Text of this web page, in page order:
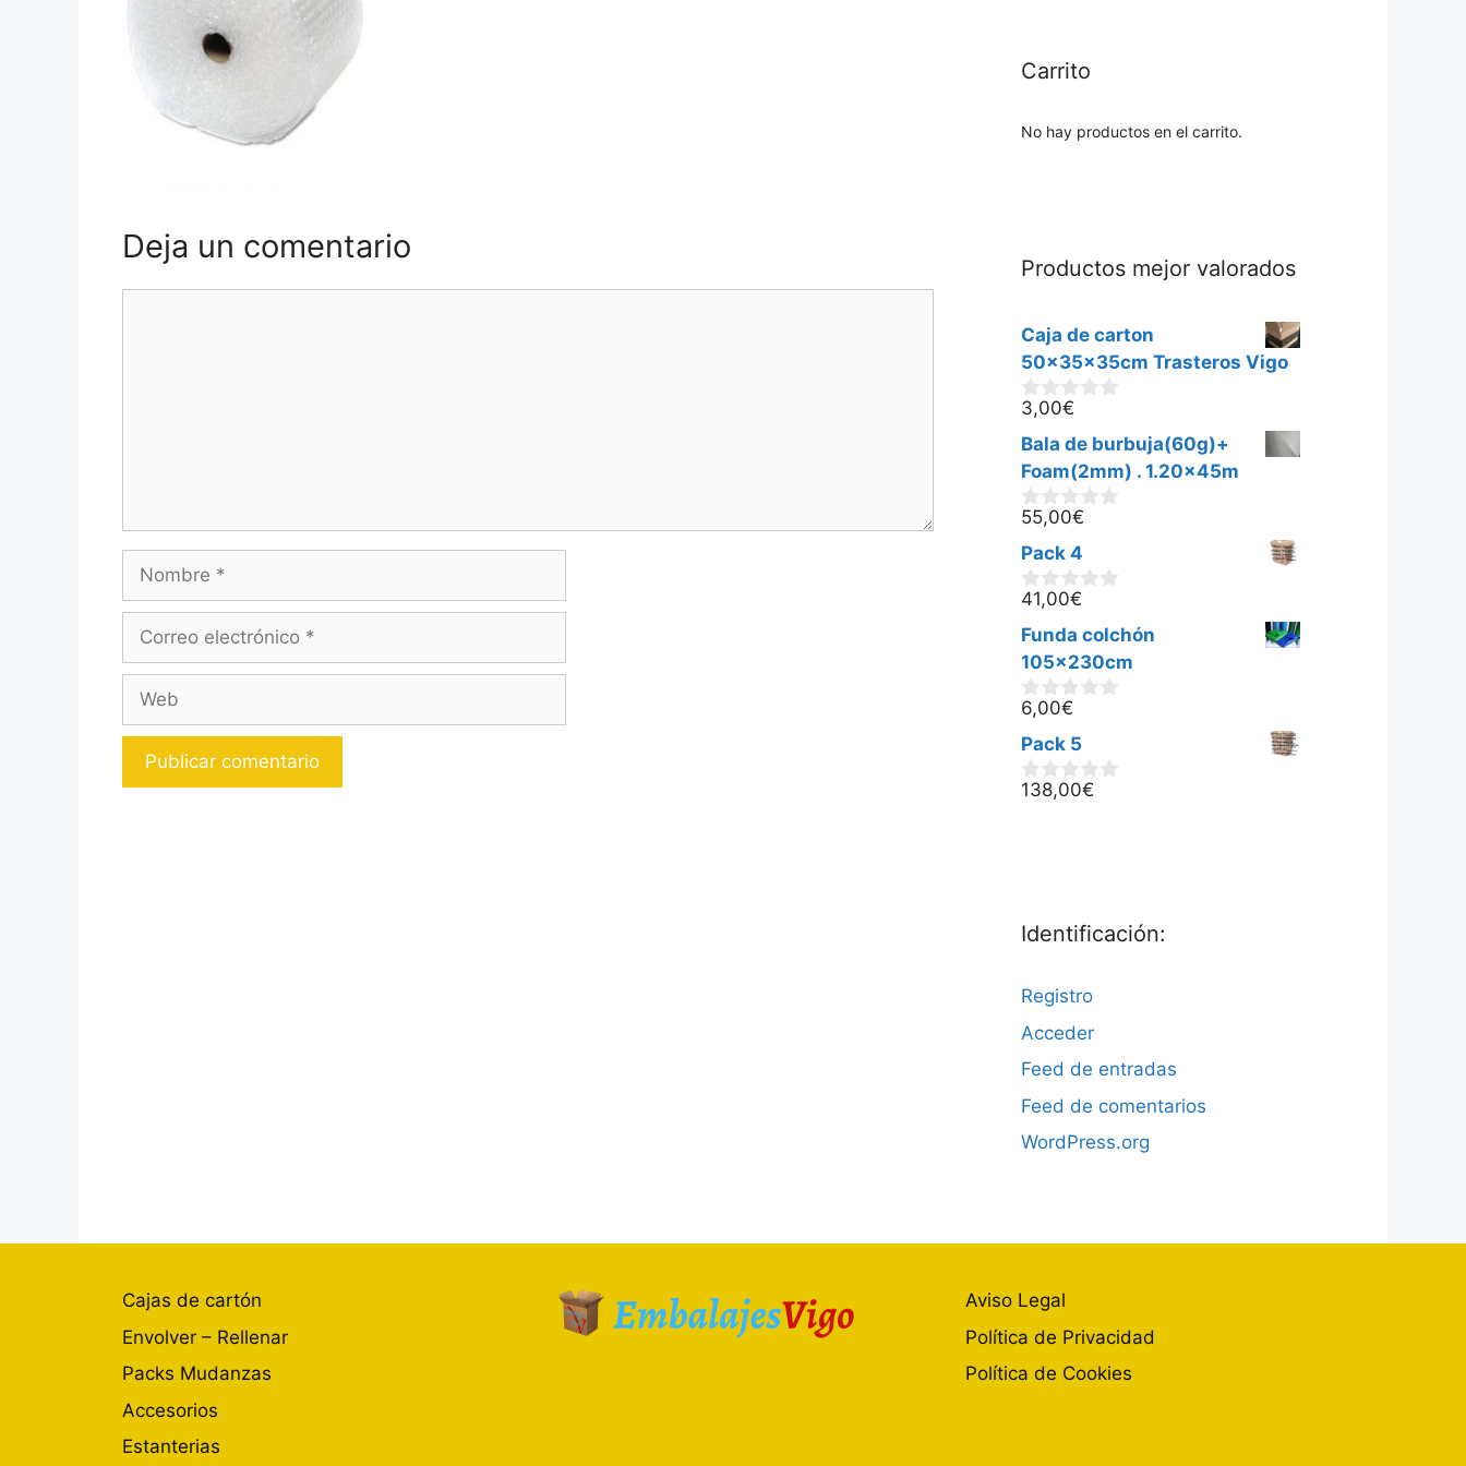
Deja un comentario
electrónico
Carrito
No hay productos en el carrito.
Productos mejor valorados
Caja de carton
50x35x35cm Trasteros Vigo
0
d
e
5
3,00€
Bala de burbuja(60g)+
Foam(2mm) . 1.20x45m
0
d
e
5
55,00€
Pack 4
0
d
e
5
41,00€
Funda colchón
105x230cm
0
d
e
5
6,00€
Pack 5
0
138,00€
Identificación:
Registro
Acceder
Feed de entradas
Feed de comentarios
WordPress.org
Cajas de cartón
Envolver – Rellenar
Packs Mudanzas
Accesorios
Estanterias
Aviso Legal
Política de Privacidad
Política de Cookies